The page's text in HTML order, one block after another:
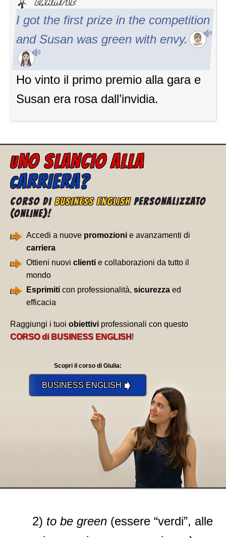
I got the first prize in the competition
and Susan was green with envy.
Ho vinto il primo premio alla gara e
Susan era rosa dall’invidia.
UNO SLANCIO ALLA
CARRIERA?
CORSO DI BUSINESS ENGLISHPERSONALIZZATO
(ONLINE)!
Accedi a nuove promozioni e avanzamenti di
carriera
Ottieni nuovi clienti e collaborazioni da tutto il
mondo
Esprimiti con professionalità, sicurezza ed
efficacia
Raggiungi i tuoi obiettivi professionali con questo
CORSO di BUSINESS ENGLISH!
Scopri il corso di Giulia:
BUSINESS ENGLISH➧
2) to be green (essere “verdi”, alle